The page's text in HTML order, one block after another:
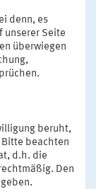
denn, es
unserer Seite
überwiegen
beruht,
beachten
d.h. die
Den